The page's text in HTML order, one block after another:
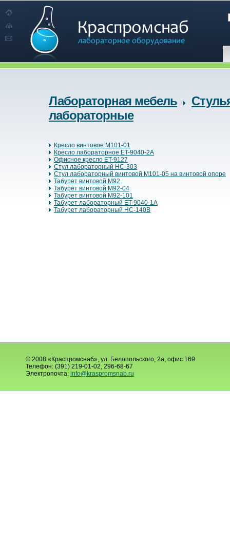
Лабораторная мебель
лабораторные
Кресло винтовое М101-01
Кресло лабораторное ET-9040-2A
Офисное кресло ET-9127
Стул лабораторный HC-303
Стул лабораторный винтовой М101-05 на винтовой опоре
Табурет винтовой М92
Табурет винтовой М92-04
Табурет винтовой М92-101
Табурет лабораторный ET-9040-1A
Табурет лабораторный HC-140B
© 2008 «Краспромснаб», ул. Белопольского, 2а, офис 169
Телефон: (391) 219-01-02, 296-68-67
Электропочта: info@kraspromsnab.ru